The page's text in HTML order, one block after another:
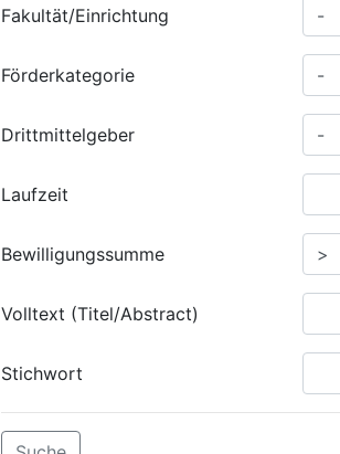
Fakultät/Einrichtung
Förderkategorie
Drittmittelgeber
Laufzeit
Bewilligungssumme
Volltext (Titel/Abstract)
Stichwort